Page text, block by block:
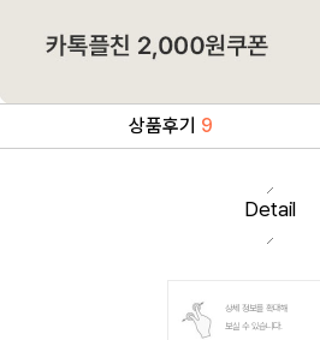
상품후기 9
Detail
상세 정보를 확대해
보실 수 있습니다.